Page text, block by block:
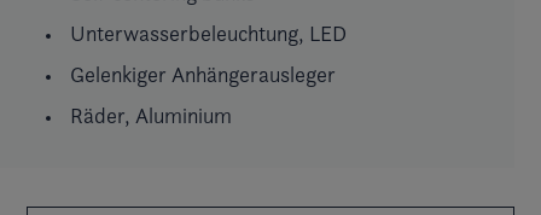
Unterwasserbeleuchtung, LED
Gelenkiger Anhängerausleger
Räder, Aluminium